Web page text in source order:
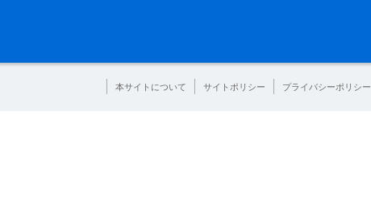
本サイトについて サイトポリシー プライバシーポリシー